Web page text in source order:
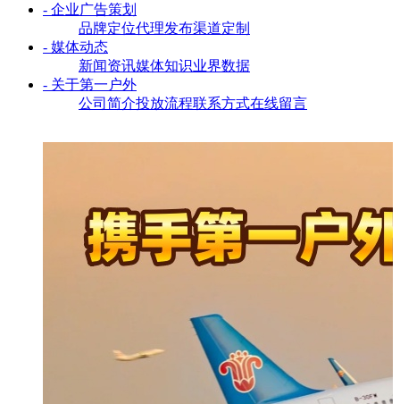
- 企业广告策划
品牌定位代理发布渠道定制
- 媒体动态
新闻资讯媒体知识业界数据
- 关于第一户外
公司简介投放流程联系方式在线留言